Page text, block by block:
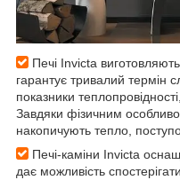
Печі Invicta виготовляють
гарантує тривалий термін
показники
Завдяки фізичним
накопичують тепло,
Печі-каміни Invicta
дає можливість